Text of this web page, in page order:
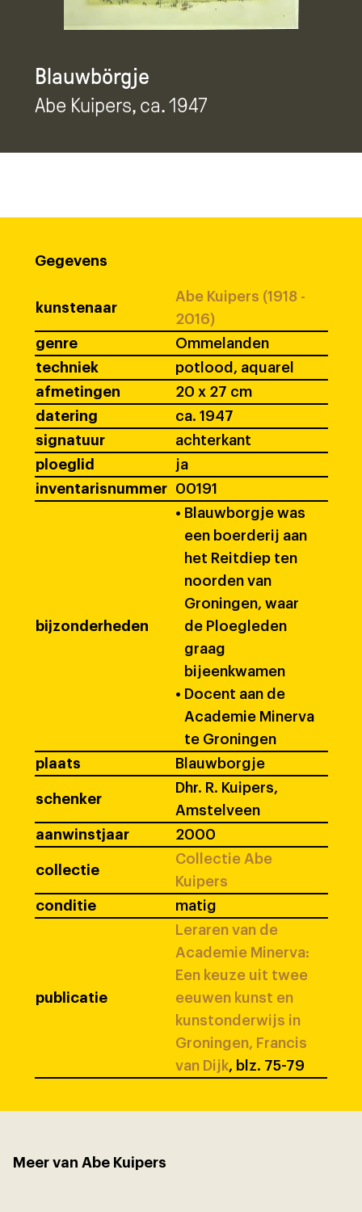
Blauwbörgje
Abe Kuipers, ca. 1947
Gegevens
kunstenaar
Abe Kuipers (1918 -
2016)
genre
Ommelanden
techniek
potlood, aquarel
afmetingen
20 x 27 cm
datering
ca. 1947
signatuur
achterkant
ploeglid
ja
inventarisnummer
00191
bijzonderheden
• Blauwborgje was
een boerderij aan
het Reitdiep ten
noorden van
Groningen, waar
de Ploegleden
graag
bijeenkwamen
• Docent aan de
Academie Minerva
te Groningen
plaats
Blauwborgje
schenker
Dhr. R. Kuipers,
Amstelveen
aanwinstjaar
2000
collectie
Collectie Abe
Kuipers
conditie
matig
publicatie
Leraren van de
Academie Minerva:
Een keuze uit twee
eeuwen kunst en
kunstonderwijs in
Groningen, Francis
van Dijk, blz. 75-79
Meer van Abe Kuipers